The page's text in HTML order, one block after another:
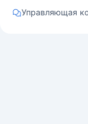
Управляющая